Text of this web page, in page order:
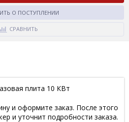
О ПОСТУПЛЕНИИ
СРАВНИТЬ
плита 10 КВт
и оформите заказ. После этого
и уточнит подробности заказа.